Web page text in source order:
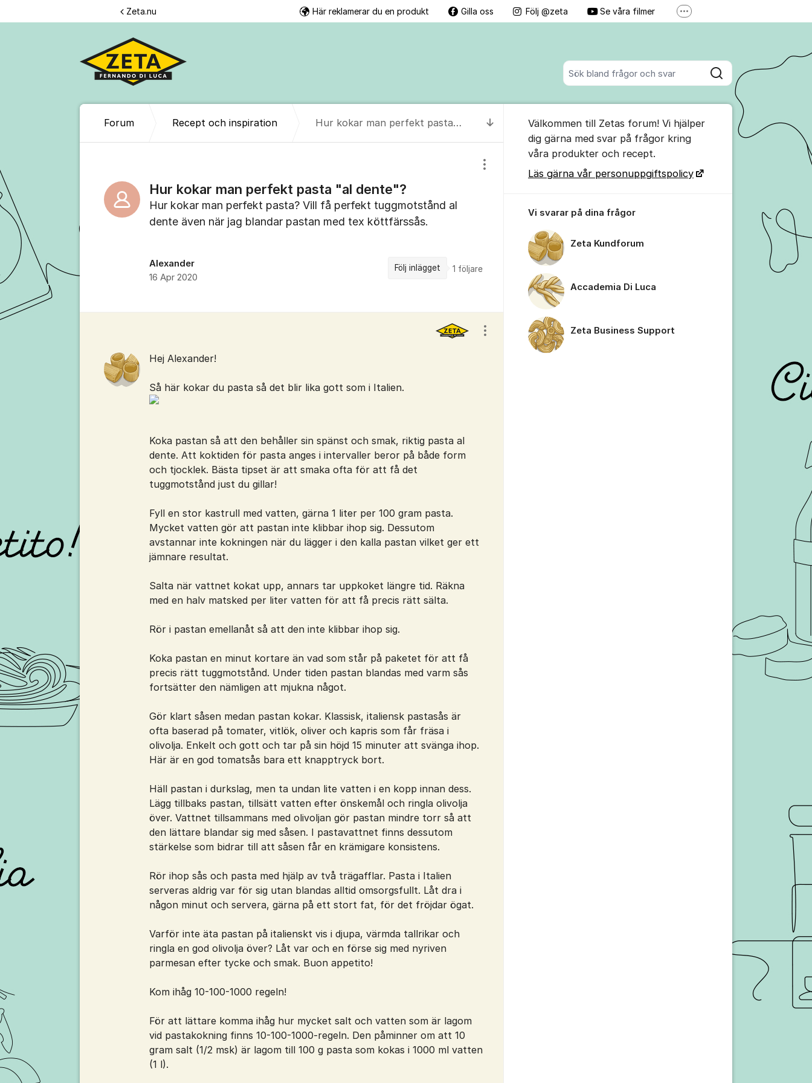
Sök bland alla inlägg
Sök
Zeta.nu Här reklamerar du en produkt Gilla oss Följ @zeta Se våra filmer Fler supportlänkar
Till senaste kommentaren
Forum Recept och inspiration Hur kokar man perfekt pasta "al dente"?
Hur kokar man perfekt pasta "al dente"?
Visa/dölj inställningar för inlägg/kommentar
Hur kokar man perfekt pasta? Vill få perfekt tuggmotstånd al
dente även när jag blandar pastan med tex köttfärssås.
Alexander
16 Apr 2020
Följ inlägget 1 följare
Hej Alexander!
Så här kokar du pasta så det blir lika gott som i Italien.
Koka pastan så att den behåller sin spänst och smak, riktig pasta al
dente. Att koktiden för pasta anges i intervaller beror på både form
och tjocklek. Bästa tipset är att smaka ofta för att få det
tuggmotstånd just du gillar!
Fyll en stor kastrull med vatten, gärna 1 liter per 100 gram pasta.
Mycket vatten gör att pastan inte klibbar ihop sig. Dessutom
avstannar inte kokningen när du lägger i den kalla pastan vilket ger ett
jämnare resultat.
Salta när vattnet kokat upp, annars tar uppkoket längre tid. Räkna
med en halv matsked per liter vatten för att få precis rätt sälta.
Rör i pastan emellanåt så att den inte klibbar ihop sig.
Koka pastan en minut kortare än vad som står på paketet för att få
precis rätt tuggmotstånd. Under tiden pastan blandas med varm sås
fortsätter den nämligen att mjukna något.
Gör klart såsen medan pastan kokar. Klassisk, italiensk pastasås är
ofta baserad på tomater, vitlök, oliver och kapris som får fräsa i
olivolja. Enkelt och gott och tar på sin höjd 15 minuter att svänga ihop.
Här är en god tomatsås bara ett knapptryck bort.
Häll pastan i durkslag, men ta undan lite vatten i en kopp innan dess.
Lägg tillbaks pastan, tillsätt vatten efter önskemål och ringla olivolja
över. Vattnet tillsammans med olivoljan gör pastan mindre torr så att
den lättare blandar sig med såsen. I pastavattnet finns dessutom
stärkelse som bidrar till att såsen får en krämigare konsistens.
Rör ihop sås och pasta med hjälp av två trägafflar. Pasta i Italien
serveras aldrig var för sig utan blandas alltid omsorgsfullt. Låt dra i
någon minut och servera, gärna på ett stort fat, för det fröjdar ögat.
Varför inte äta pastan på italienskt vis i djupa, värmda tallrikar och
ringla en god olivolja över? Låt var och en förse sig med nyriven
parmesan efter tycke och smak. Buon appetito!
Kom ihåg 10-100-1000 regeln!
För att lättare komma ihåg hur mycket salt och vatten som är lagom
vid pastakokning finns 10-100-1000-regeln. Den påminner om att 10
gram salt (1/2 msk) är lagom till 100 g pasta som kokas i 1000 ml vatten
(1 l).
Visa/dölj inställningar för inlägg/kommentar
Välkommen till Zetas forum! Vi hjälper
dig gärna med svar på frågor kring
våra produkter och recept.
Läs gärna vår personuppgiftspolicy
Vi svarar på dina frågor
Zeta Kundforum
Accademia Di Luca
Zeta Business Support